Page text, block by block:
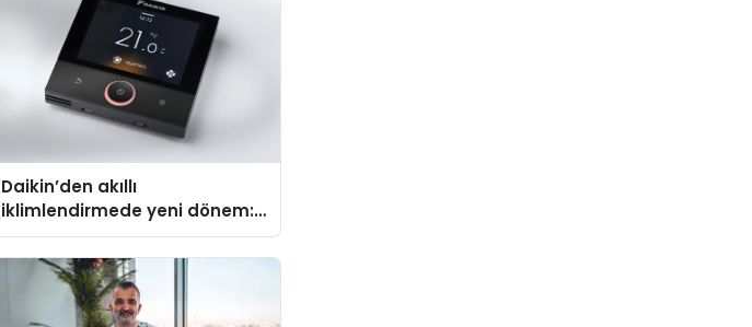
Daikin’den akıllı
iklimlendirmede yeni dönem:
Madoka Plus Türkiye’de